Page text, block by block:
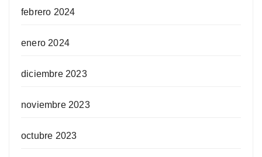
febrero 2024
enero 2024
diciembre 2023
noviembre 2023
octubre 2023